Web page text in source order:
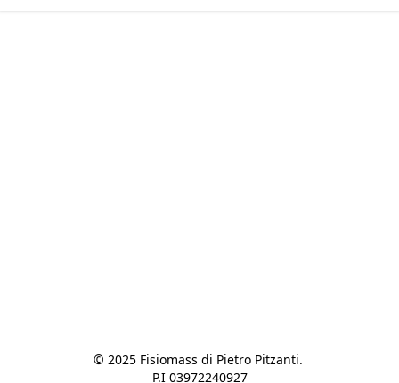
© 2025 Fisiomass di Pietro Pitzanti.
P.I 03972240927